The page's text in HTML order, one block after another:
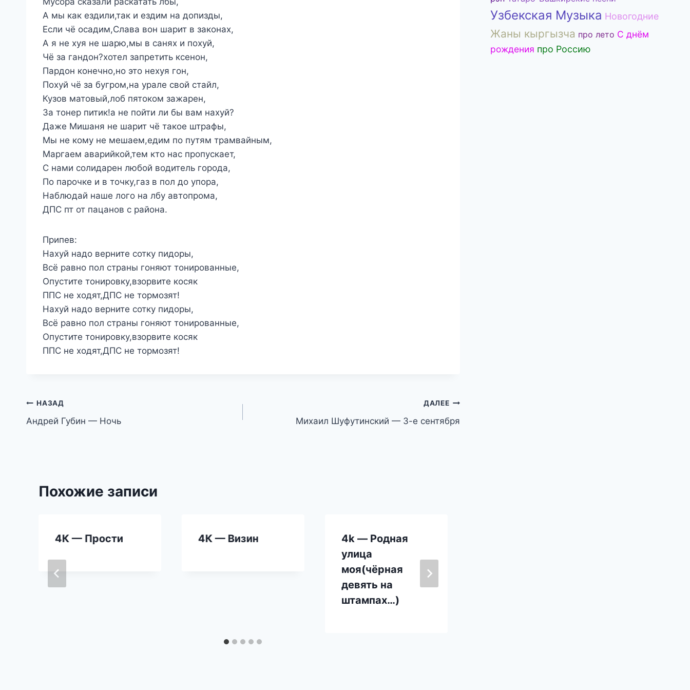
А мы как ездили,так и ездим на допизды,
Если чё осадим,Слава вон шарит в законах,
А я не хуя не шарю,мы в санях и похуй,
Чё за гандон?хотел запретить ксенон,
Пардон конечно,но это нехуя гон,
Похуй чё за бугром,на урале свой стайл,
Кузов матовый,лоб пятоком зажарен,
За тонер питик!а не пойти ли бы вам нахуй?
Даже Мишаня не шарит чё такое штрафы,
Мы не кому не мешаем,едим по путям трамвайным,
Маргаем аварийкой,тем кто нас пропускает,
С нами солидарен любой водитель города,
По парочке и в точку,газ в пол до упора,
Наблюдай наше лого на лбу автопрома,
ДПС пт от пацанов с района.
Припев:
Нахуй надо верните сотку пидоры,
Всё равно пол страны гоняют тонированные,
Опустите тонировку,взорвите косяк
ППС не ходят,ДПС не тормозят!
Нахуй надо верните сотку пидоры,
Всё равно пол страны гоняют тонированные,
Опустите тонировку,взорвите косяк
ППС не ходят,ДПС не тормозят!
Навигация
по
НАЗАД
Андрей Губин — Ночь
ДАЛЕЕ
Михаил Шуфутинский — 3-е сентября
Похожие записи
4К — Прости 4К — Визин
4k — Родная
улица
моя(чёрная
девять на
штампах…)
Узбекская Музыка Новогодние
Жаны кыргызча про лето С днём
рождения про Россию